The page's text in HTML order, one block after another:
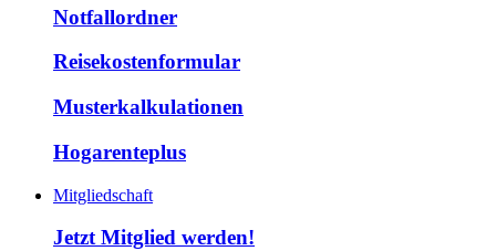
Notfallordner
Reisekostenformular
Musterkalkulationen
Hogarenteplus
Mitgliedschaft
Jetzt Mitglied werden!